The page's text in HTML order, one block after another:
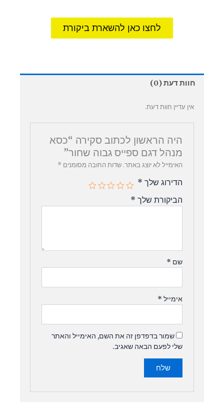
לחצו כאן להשארת ביקורת
חוות דעת (0)
אין עדיין חוות דעת.
היה הראשון לכתוב סקירה “כסא
מנהל דגם ספייס גבוה שחור”
האימייל לא יוצג באתר. שדות החובה מסומנים *
הדירוג שלך *
הביקורת שלך *
שם *
אימייל *
שמור בדפדפן זה את השם, האימייל והאתר
שלי לפעם הבאה שאגיב.